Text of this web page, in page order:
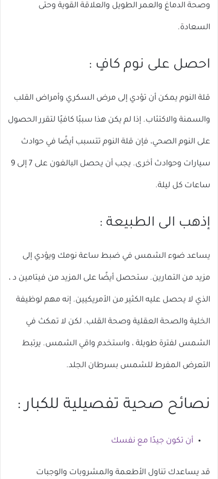
وصحة الدماغ والعمر الطويل والعلاقة القوية وحتى
السعادة.
احصل على نوم كافٍ :
قلة النوم يمكن أن تؤدي إلى مرض السكري وأمراض القلب
والسمنة والاكتئاب. إذا لم يكن هذا سببًا كافيًا لتقرر الحصول
على النوم الصحي، فإن قلة النوم تتسبب أيضًا في حوادث
سيارات وحوادث أخرى. يجب أن يحصل البالغون على 7 إلى 9
ساعات كل ليلة.
إذهب الى الطبيعة :
يساعد ضوء الشمس في ضبط ساعة نومك ويؤدي إلى
مزيد من التمارين. ستحصل أيضًا على المزيد من فيتامين د ،
الذي لا يحصل عليه الكثير من الأمريكيين. إنه مهم لوظيفة
الخلية والصحة العقلية وصحة القلب. لكن لا تمكث في
الشمس لفترة طويلة ، واستخدم واقي الشمس. يرتبط
التعرض المفرط للشمس بسرطان الجلد.
نصائح صحية تفصيلية للكبار :
أن تكون جيدًا مع نفسك
قد يساعدك تناول الأطعمة والمشروبات والوجبات